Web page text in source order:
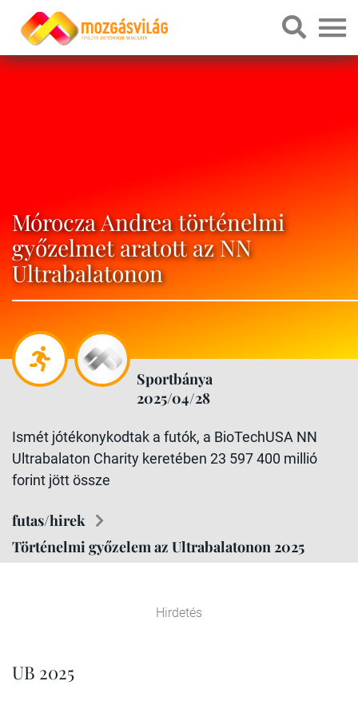
Mórocza Andrea történelmi
győzelmet aratott az NN
Ultrabalatonon
Sportbánya
2025/04/28
Ismét jótékonykodtak a futók, a BioTechUSA NN
Ultrabalaton Charity keretében 23 597 400 millió
forint jött össze
futas/hirek
Történelmi győzelem az Ultrabalatonon 2025
Hirdetés
UB 2025